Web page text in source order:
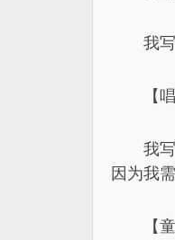
我
【
我
因为我
【